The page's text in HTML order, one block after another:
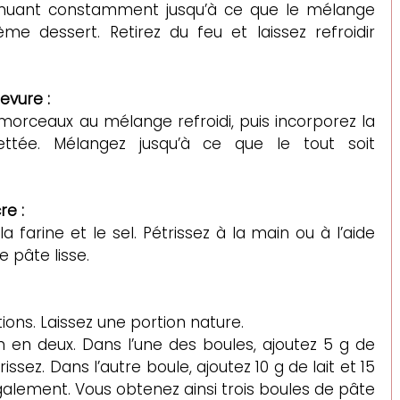
constamment jusqu’à ce que le mélange
dessert. Retirez du feu et laissez refroidir
:
au mélange refroidi, puis incorporez la
Mélangez jusqu’à ce que le tout soit
:
farine et le sel. Pétrissez à la main ou à l’aide
pâte lisse.
Laissez une portion nature.
en deux. Dans l’une des boules, ajoutez 5 g de
Dans l’autre boule, ajoutez 10 g de lait et 15
Vous obtenez ainsi trois boules de pâte